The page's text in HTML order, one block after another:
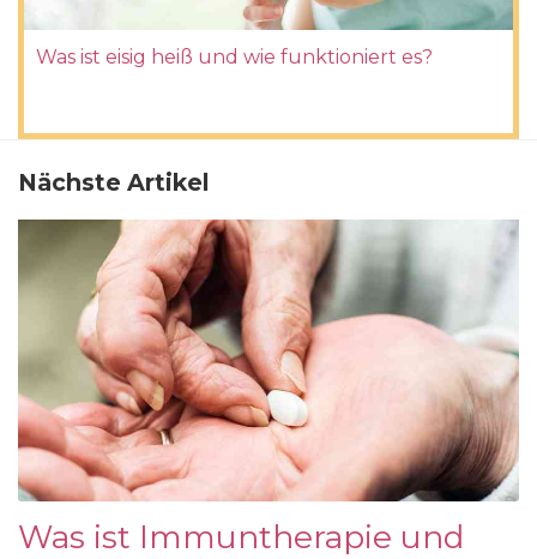
Was ist eisig heiß und wie funktioniert es?
Nächste Artikel
Was ist Immuntherapie und